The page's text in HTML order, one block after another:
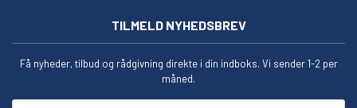
TILMELD NYHEDSBREV
Få nyheder, tilbud og rådgivning direkte i din indboks. Vi sender 1-2 per
måned.